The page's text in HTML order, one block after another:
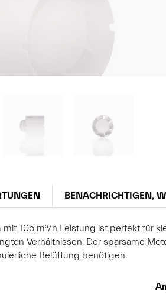
BENACHRICHTIGEN,
mit 105 m³/h Leistung ist perfekt für
Verhältnissen. Der sparsame
Belüftung benötigen.